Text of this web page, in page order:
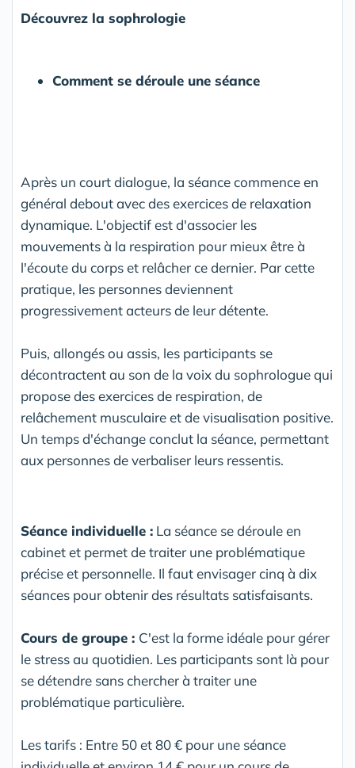
Découvrez la sophrologie
Comment se déroule une séance
Après un court dialogue, la séance commence en
général debout avec des exercices de relaxation
dynamique. L'objectif est d'associer les
mouvements à la respiration pour mieux être à
l'écoute du corps et relâcher ce dernier. Par cette
pratique, les personnes deviennent
progressivement acteurs de leur détente.
Puis, allongés ou assis, les participants se
décontractent au son de la voix du sophrologue qui
propose des exercices de respiration, de
relâchement musculaire et de visualisation positive.
Un temps d'échange conclut la séance, permettant
aux personnes de verbaliser leurs ressentis.
Séance individuelle : La séance se déroule en
cabinet et permet de traiter une problématique
précise et personnelle. Il faut envisager cinq à dix
séances pour obtenir des résultats satisfaisants.
Cours de groupe : C'est la forme idéale pour gérer
le stress au quotidien. Les participants sont là pour
se détendre sans chercher à traiter une
problématique particulière.
Les tarifs : Entre 50 et 80 € pour une séance